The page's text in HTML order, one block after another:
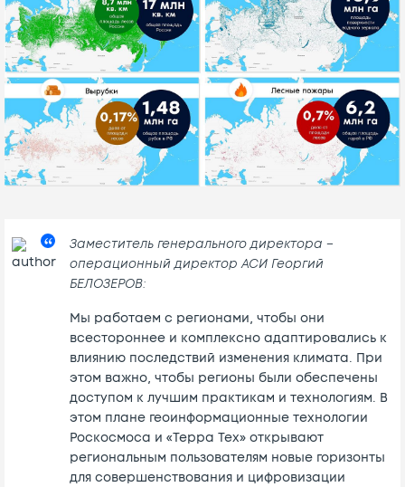
Заместитель генерального директора –
операционный директор АСИ Георгий
БЕЛОЗЕРОВ:
Мы работаем с регионами, чтобы они
всестороннее и комплексно адаптировались к
влиянию последствий изменения климата. При
этом важно, чтобы регионы были обеспечены
доступом к лучшим практикам и технологиям. В
этом плане геоинформационные технологии
Роскосмоса и «Терра Тех» открывают
региональным пользователям новые горизонты
для совершенствования и цифровизации